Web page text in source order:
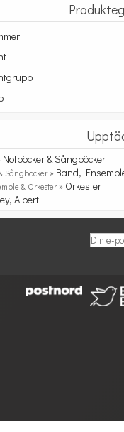
Notböcker & Sångböcker
Sångböcker » Band,
& Orkester » Orkester
Albert